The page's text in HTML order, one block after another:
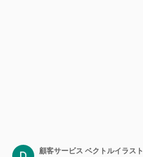
顧客サービス ベクトルイラスト